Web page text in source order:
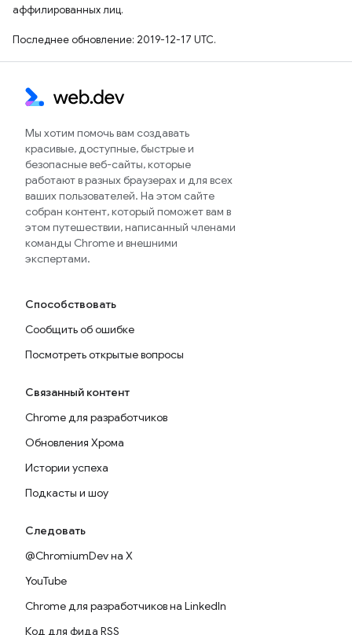
аффилированных лиц.
Последнее обновление: 2019-12-17 UTC.
Мы хотим помочь вам создавать
красивые, доступные, быстрые и
безопасные веб-сайты, которые
работают в разных браузерах и для всех
ваших пользователей. На этом сайте
собран контент, который поможет вам в
этом путешествии, написанный членами
команды Chrome и внешними
экспертами.
Способствовать
Сообщить об ошибке
Посмотреть открытые вопросы
Связанный контент
Chrome для разработчиков
Обновления Хрома
Истории успеха
Подкасты и шоу
Следовать
@ChromiumDev на X
YouTube
Chrome для разработчиков на LinkedIn
Код для фида RSS